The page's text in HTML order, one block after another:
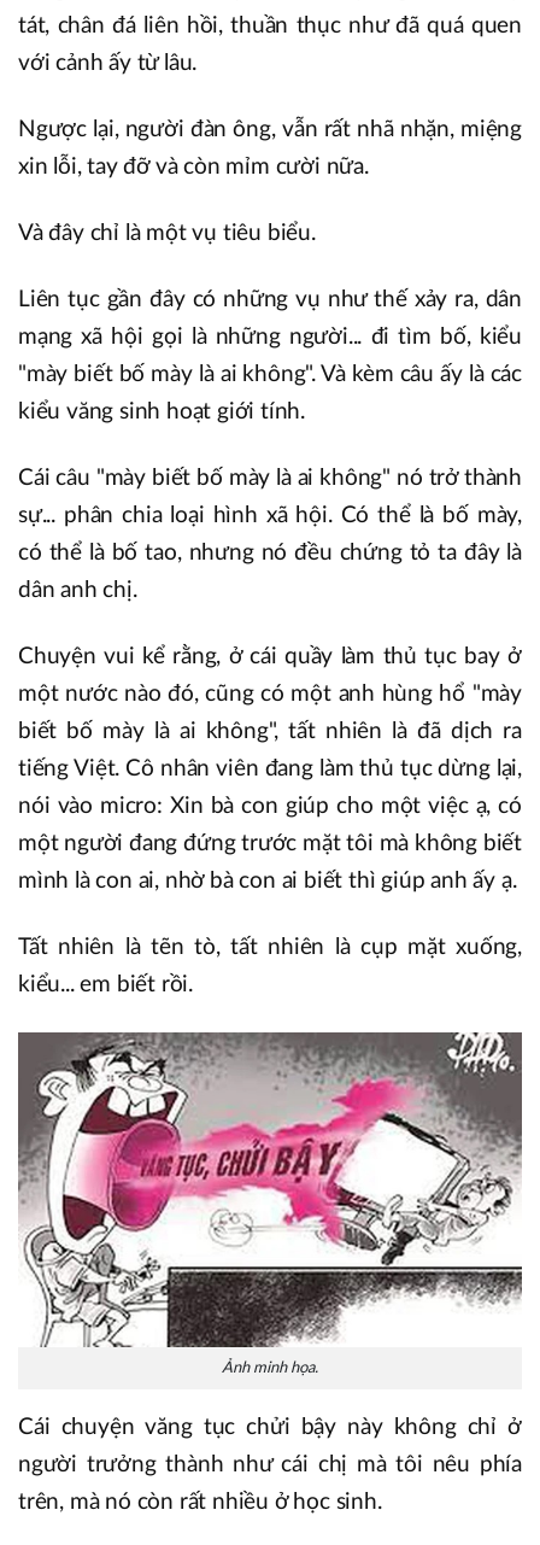
tát, chân đá liên hồi, thuần thục như đã quá quen
với cảnh ấy từ lâu.
Ngược lại, người đàn ông, vẫn rất nhã nhặn, miệng
xin lỗi, tay đỡ và còn mỉm cười nữa.
Và đây chỉ là một vụ tiêu biểu.
Liên tục gần đây có những vụ như thế xảy ra, dân
mạng xã hội gọi là những người... đi tìm bố, kiểu
"mày biết bố mày là ai không". Và kèm câu ấy là các
kiểu văng sinh hoạt giới tính.
Cái câu "mày biết bố mày là ai không" nó trở thành
sự... phân chia loại hình xã hội. Có thể là bố mày,
có thể là bố tao, nhưng nó đều chứng tỏ ta đây là
dân anh chị.
Chuyện vui kể rằng, ở cái quầy làm thủ tục bay ở
một nước nào đó, cũng có một anh hùng hổ "mày
biết bố mày là ai không", tất nhiên là đã dịch ra
tiếng Việt. Cô nhân viên đang làm thủ tục dừng lại,
nói vào micro: Xin bà con giúp cho một việc ạ, có
một người đang đứng trước mặt tôi mà không biết
mình là con ai, nhờ bà con ai biết thì giúp anh ấy ạ.
Tất nhiên là tẽn tò, tất nhiên là cụp mặt xuống,
kiểu... em biết rồi.
Ảnh minh họa.
Cái chuyện văng tục chửi bậy này không chỉ ở
người trưởng thành như cái chị mà tôi nêu phía
trên, mà nó còn rất nhiều ở học sinh.